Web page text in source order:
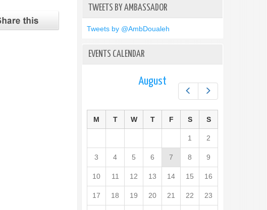
TWEETS BY AMBASSADOR
Tweets by @AmbDoualeh
EVENTS CALENDAR
Next
August
M T W T F S S
1 2
3 4 5 6 7 8 9
10 11 12 13 14 15 16
17 18 19 20 21 22 23